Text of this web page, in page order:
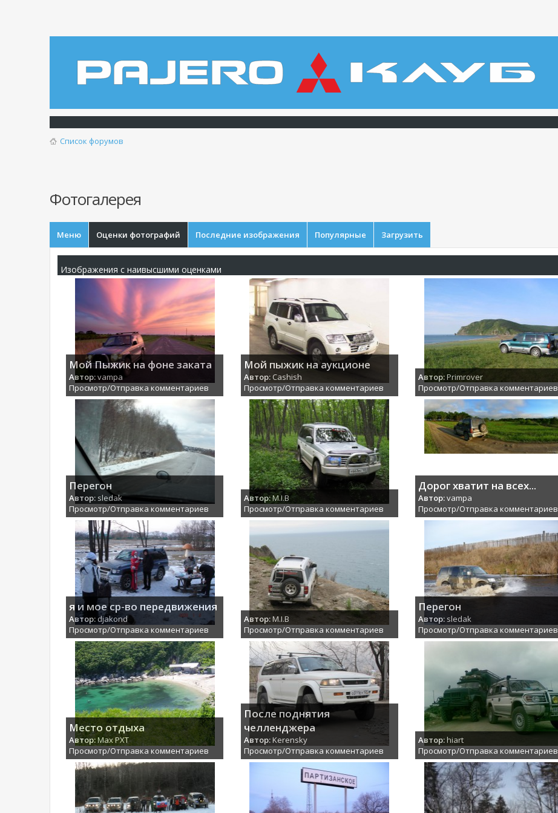
Список форумов
Фотогалерея
Меню Оценки фотографий Последние изображения Популярные Загрузить
Изображения с наивысшими оценками
Мой Пыжик на фоне заката
Автор:vampa
Просмотр/Отправка комментариев
Мой пыжик на аукционе
Автор: Cashish
Просмотр/Отправка комментариев
Автор:Primrover
Просмотр/Отправка комментариев
Перегон
Автор: sledak
Просмотр/Отправка комментариев
Автор:M.I.B
Просмотр/Отправка комментариев
Дорог хватит на всех...
Автор:vampa
Просмотр/Отправка комментариев
я и мое ср-во передвижения
Автор: djakond
Просмотр/Отправка комментариев
Автор:M.I.B
Просмотр/Отправка комментариев
Перегон
Автор: sledak
Просмотр/Отправка комментариев
Место отдыха
Автор:Max PXT
Просмотр/Отправка комментариев
После поднятия
челленджера
Автор:Kerensky
Просмотр/Отправка комментариев
Автор:hiart
Просмотр/Отправка комментариев